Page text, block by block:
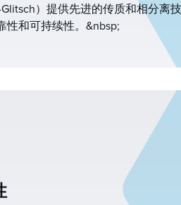
）提供先进的传质和相分离
性和可持续性。&nbsp;